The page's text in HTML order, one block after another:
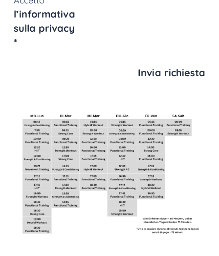
l’informativa
sulla privacy
*
Invia richiesta